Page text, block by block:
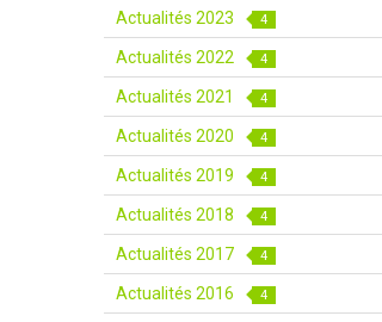
Actualités 2023 4
Actualités 2022 4
Actualités 2021 4
Actualités 2020 4
Actualités 2019 4
Actualités 2018 4
Actualités 2017 4
Actualités 2016 4